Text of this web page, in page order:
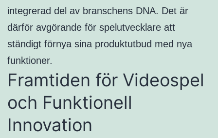
integrerad del av branschens DNA. Det är
därför avgörande för spelutvecklare att
ständigt förnya sina produktutbud med nya
funktioner.
Framtiden för Videospel
och Funktionell
Innovation